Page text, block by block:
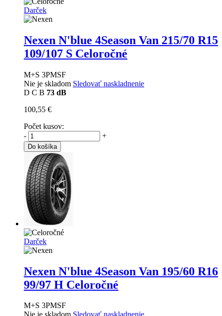
Darček
Nexen N'blue 4Season Van 215/70 R15
109/107 S Celoročné
M+S 3PMSF
Nie je skladom Sledovať naskladnenie
D C B 73 dB
100,55 €
Počet kusov:
-
+
Do košíka
Darček
Nexen N'blue 4Season Van 195/60 R16
99/97 H Celoročné
M+S 3PMSF